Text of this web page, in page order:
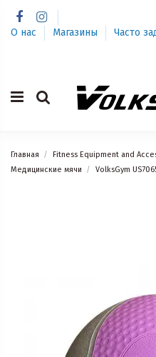
О нас Магазины
Часто
Главная Fitness Equipment and
Медицинские мячи
VolksGym